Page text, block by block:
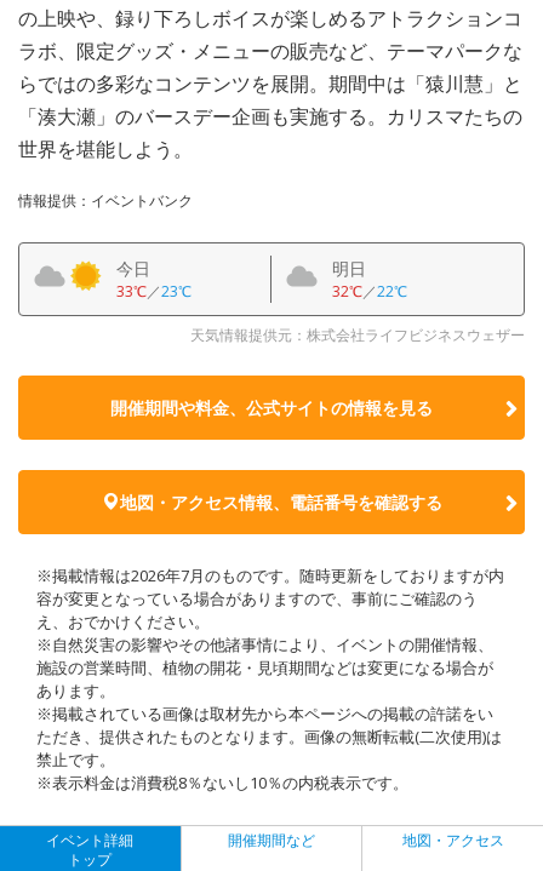
の上映や、録り下ろしボイスが楽しめるアトラクションコ
ラボ、限定グッズ・メニューの販売など、テーマパークな
らではの多彩なコンテンツを展開。期間中は「猿川慧」と
「湊大瀬」のバースデー企画も実施する。カリスマたちの
世界を堪能しよう。
情報提供：イベントバンク
今日
33℃／23℃
明日
32℃／22℃
天気情報提供元：株式会社ライフビジネスウェザー
開催期間や料金、公式サイトの情報を見る
地図・アクセス情報、電話番号を確認する
※掲載情報は2026年7月のものです。随時更新をしておりますが内
容が変更となっている場合がありますので、事前にご確認のう
え、おでかけください。
※自然災害の影響やその他諸事情により、イベントの開催情報、
施設の営業時間、植物の開花・見頃期間などは変更になる場合が
あります。
※掲載されている画像は取材先から本ページへの掲載の許諾をい
ただき、提供されたものとなります。画像の無断転載(二次使用)は
禁止です。
※表示料金は消費税8％ないし10％の内税表示です。
イベント詳細
トップ
開催期間など 地図・アクセス